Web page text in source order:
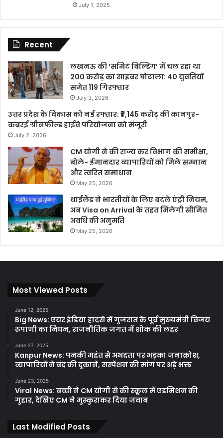
July 1, 2025
Recent
लखनऊ की ‘समिट बिल्डिंग’ में चल रहा था
200 करोड़ का साइबर घोटाला: 40 युवतियों
समेत 119 गिरफ्तार
July 3, 2026
उत्तर प्रदेश के विकास को नई रफ्तार: ₹7,145 करोड़ की कानपुर-
कबरई ग्रीनफील्ड हाईवे परियोजना को मंजूरी
July 2, 2026
CM योगी ने की राज्य कर विभाग की समीक्षा,
बोले- ईमानदार व्यापारियों को मिले सम्मान
और त्वरित समाधान
May 25, 2026
थाईलैंड ने भारतीयों के लिए बदले एंट्री नियम,
अब Visa on Arrival के तहत मिलेगी सीमित
अवधि की अनुमति
May 25, 2026
Most Viewed Posts
June 12, 2025
Big News: एयर इंडिया हादसे में गुजरात के पूर्व मुख्यमंत्री विजय
रूपाणी का निधन, राजनीतिक जगत में शोक की लहर
June 27, 2025
Kanpur News: पनकी महंत से अभद्रता पर भड़का जनाक्रोश,
व्यापारियों ने बंद की दुकानें, सस्पेंशन की मांग पर अड़े भक्त
June 23, 2025
Viral News: बच्ची ने CM योगी से की स्कूल में एडमिशन की
गुहार, देखिए CM ने मुस्कुराकर दिया जवाब
Last Modified Posts